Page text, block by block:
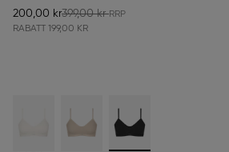
200,00 kr399,00 kr
RABATT 199,00 KR